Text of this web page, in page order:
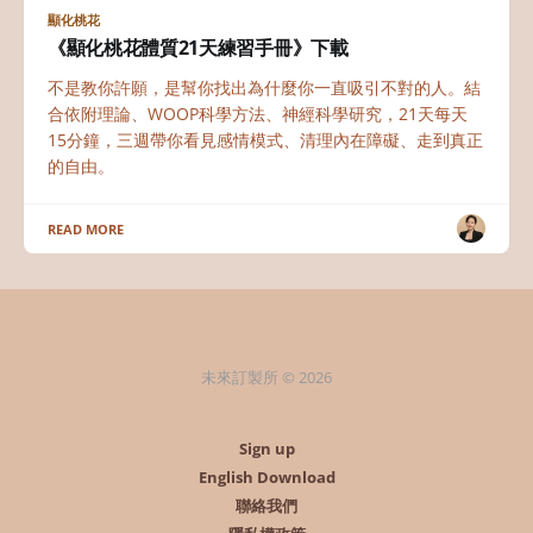
顯化桃花
《顯化桃花體質21天練習手冊》下載
不是教你許願，是幫你找出為什麼你一直吸引不對的人。結
合依附理論、WOOP科學方法、神經科學研究，21天每天
15分鐘，三週帶你看見感情模式、清理內在障礙、走到真正
的自由。
READ MORE
未來訂製所 © 2026
Sign up
English Download
聯絡我們